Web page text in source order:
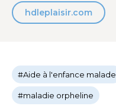
hdleplaisir.com
#Aide à l'enfance malade
#maladie orpheline